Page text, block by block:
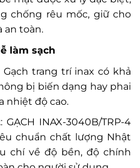
chống rêu mốc, giữ cho
an toàn.
làm sạch
Gạch trang trí inax có khả
bị biến dạng hay phai
nhiệt độ cao.
: GẠCH INAX-3040B/TRP-4
chuẩn chất lượng Nhật
chí về độ bền, độ chính